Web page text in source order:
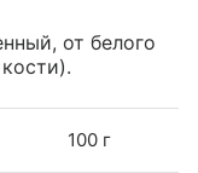
от белого
100 г